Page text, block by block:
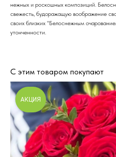
нежных и роскошных композиций.
свежесть, будоражащую воображение
своих близких "Белоснежным
утонченности.
С этим товаром покупают
АКЦИЯ